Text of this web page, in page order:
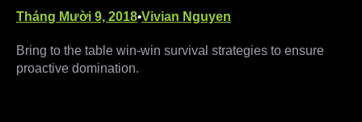
Tháng Mười 9, 2018•Vivian Nguyen
Bring to the table win-win survival strategies to ensure
proactive domination.